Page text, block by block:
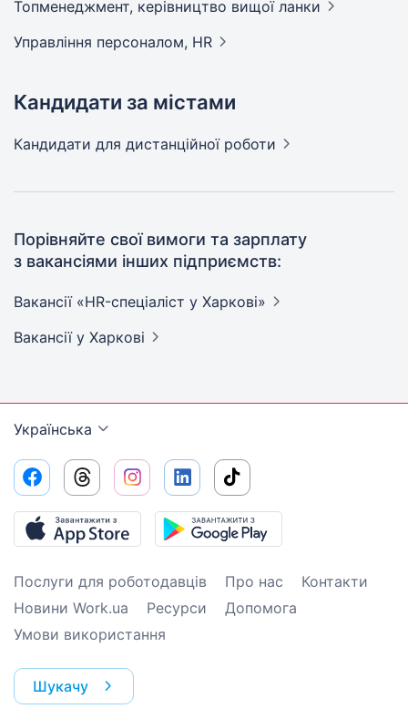
Топменеджмент, керівництво вищої ланки
Управління персоналом, HR
Кандидати за містами
Кандидати для дистанційної роботи
Порівняйте свої вимоги та зарплату
з вакансіями інших підприємств:
Вакансії «HR-спеціаліст у Харкові»
Вакансії у Харкові
Українська
Послуги для роботодавців Про нас
Контакти
Новини Work.ua
Ресурси
Допомога
Умови використання
Шукачу